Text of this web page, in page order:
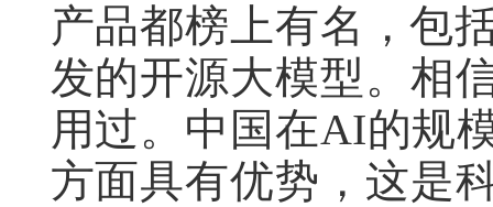
产品都榜上有名，包
发的开源大模型。相
用过。中国在AI的规
方面具有优势，这是